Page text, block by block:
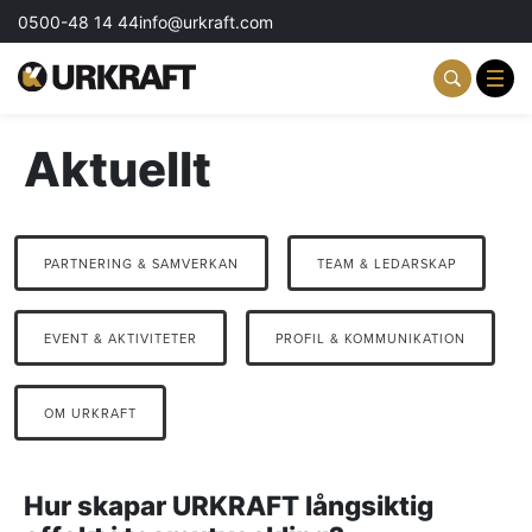
0500-48 14 44info@urkraft.com
Partnering & Samverkan
Event & Aktiviteter
Profil & Kommunikation
Aktuellt
Kontakta oss
Om oss
Aktuellt
PARTNERING & SAMVERKAN TEAM & LEDARSKAP
EVENT & AKTIVITETER PROFIL & KOMMUNIKATION
OM URKRAFT
Hur skapar URKRAFT långsiktig